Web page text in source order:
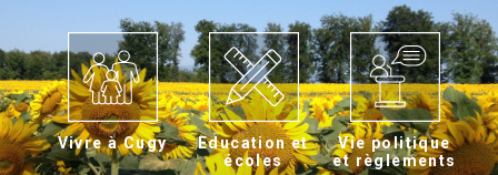
Vivre à Cugy
Education et
écoles
Vie politique
et règlements